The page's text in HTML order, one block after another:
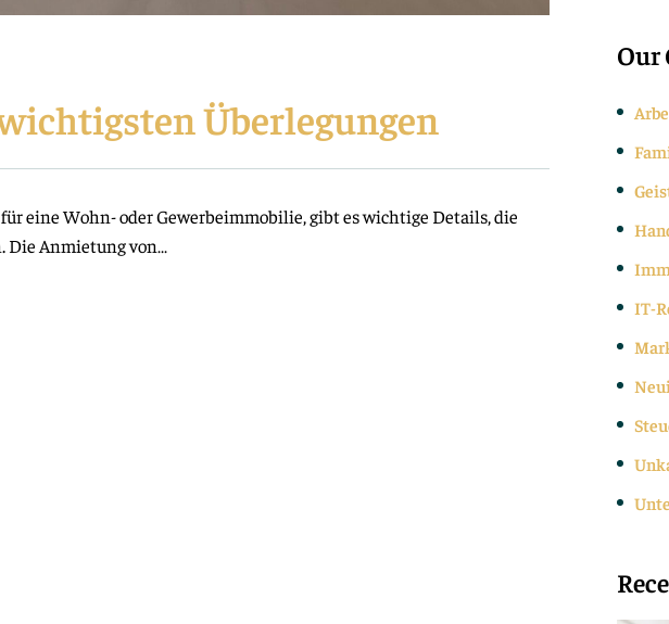
Überlegungen
eine Wohn- oder Gewerbeimmobilie, gibt es wichtige Details, die
Die Anmietung von…
Our
IT-